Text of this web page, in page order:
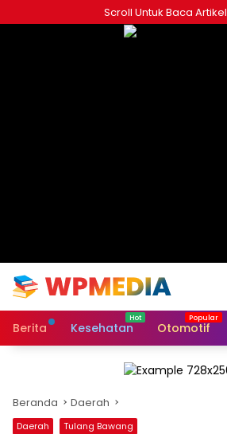
ke
Scroll Untuk Baca Artikel
Berita Kesehatan Otomotif
Beranda Daerah
Daerah Tulang Bawang